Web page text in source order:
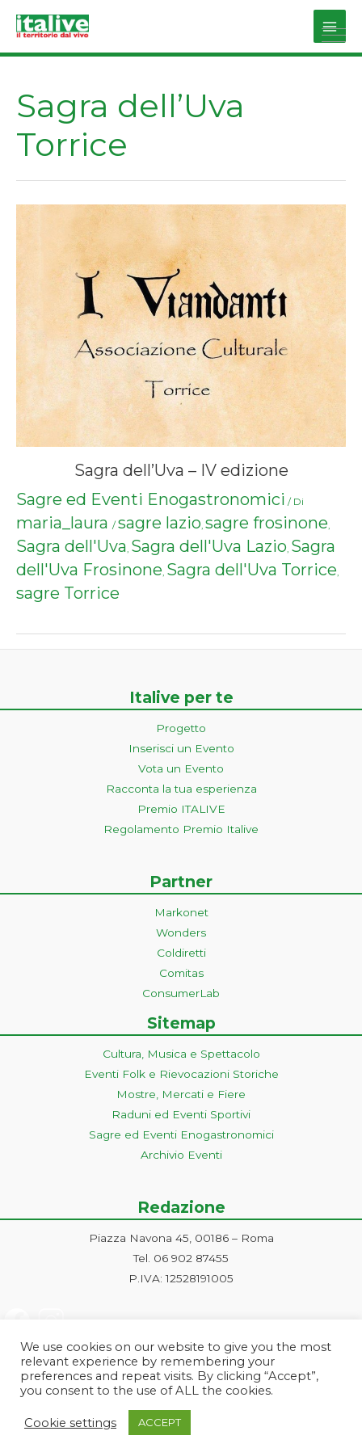
Main
Sagra dell’Uva
Torrice
Sagra dell’Uva – IV edizione
Sagre ed Eventi Enogastronomici / Di
maria_laura / sagre lazio, sagre frosinone,
Sagra dell'Uva, Sagra dell'Uva Lazio, Sagra
dell'Uva Frosinone, Sagra dell'Uva Torrice,
sagre Torrice
Italive per te
Progetto
Inserisci un Evento
Vota un Evento
Racconta la tua esperienza
Premio ITALIVE
Regolamento Premio Italive
Partner
Markonet
Wonders
Coldiretti
Comitas
ConsumerLab
Sitemap
Cultura, Musica e Spettacolo
Eventi Folk e Rievocazioni Storiche
Mostre, Mercati e Fiere
Raduni ed Eventi Sportivi
Sagre ed Eventi Enogastronomici
Archivio Eventi
Redazione
Piazza Navona 45, 00186 – Roma
Tel. 06 902 87455
P.IVA: 12528191005
Roma | PI e CF: 12528191005 | markonetsrl@pec.it |
We use cookies on our website to give you the most
relevant experience by remembering your
preferences and repeat visits. By clicking “Accept”,
you consent to the use of ALL the cookies.
Cookie settings ACCEPT